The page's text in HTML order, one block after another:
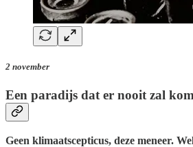
2 november
Een paradijs dat er nooit zal
Geen klimaatscepticus, deze meneer.